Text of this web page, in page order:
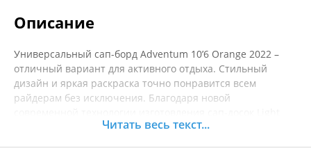
Описание
Универсальный сап-борд Adventum 10’6 Orange 2022 –
отличный вариант для активного отдыха. Стильный
дизайн и яркая раскраска точно понравится всем
райдерам без исключения. Благодаря новой
Tech, двухслойному ПВХ и усиленному канту по бокам, сап
Читать весь текст...